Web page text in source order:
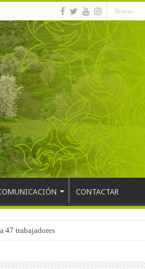
CONTACTAR
47 trabajadores